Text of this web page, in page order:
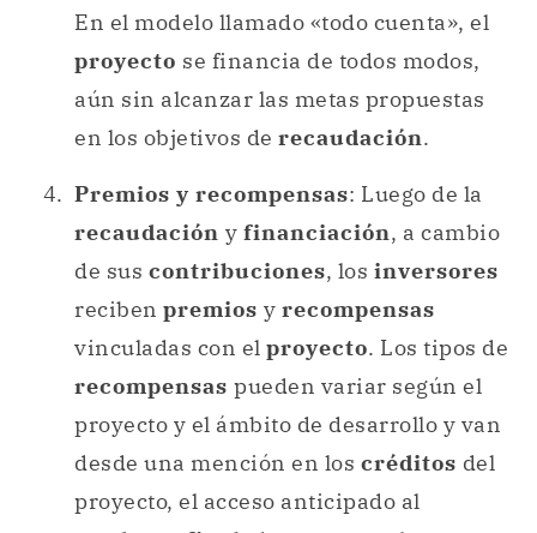
En el modelo llamado «todo cuenta», el
proyecto se financia de todos modos,
aún sin alcanzar las metas propuestas
en los objetivos de recaudación.
Premios y recompensas: Luego de la
recaudación y financiación, a cambio
de sus contribuciones, los inversores
reciben premios y recompensas
vinculadas con el proyecto. Los tipos de
recompensas pueden variar según el
proyecto y el ámbito de desarrollo y van
desde una mención en los créditos del
proyecto, el acceso anticipado al